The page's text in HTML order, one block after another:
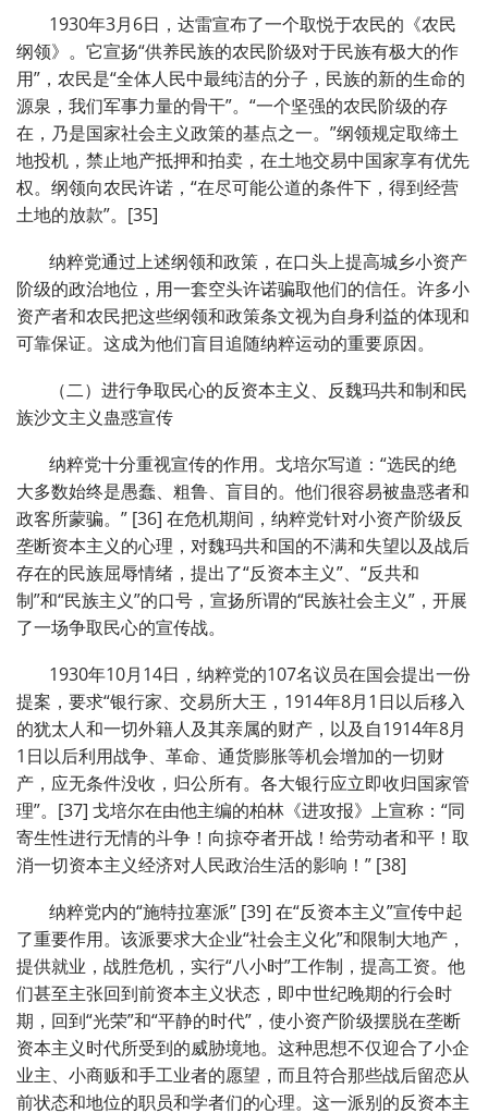
1930年3月6日，达雷宣布了一个取悦于农民的《农民
纲领》。它宣扬“供养民族的农民阶级对于民族有极大的作
用”，农民是“全体人民中最纯洁的分子，民族的新的生命的
源泉，我们军事力量的骨干”。“一个坚强的农民阶级的存
在，乃是国家社会主义政策的基点之一。”纲领规定取缔土
地投机，禁止地产抵押和拍卖，在土地交易中国家享有优先
权。纲领向农民许诺，“在尽可能公道的条件下，得到经营
土地的放款”。[35]
纳粹党通过上述纲领和政策，在口头上提高城乡小资产
阶级的政治地位，用一套空头许诺骗取他们的信任。许多小
资产者和农民把这些纲领和政策条文视为自身利益的体现和
可靠保证。这成为他们盲目追随纳粹运动的重要原因。
（二）进行争取民心的反资本主义、反魏玛共和制和民
族沙文主义蛊惑宣传
纳粹党十分重视宣传的作用。戈培尔写道：“选民的绝
大多数始终是愚蠢、粗鲁、盲目的。他们很容易被蛊惑者和
政客所蒙骗。” [36] 在危机期间，纳粹党针对小资产阶级反
垄断资本主义的心理，对魏玛共和国的不满和失望以及战后
存在的民族屈辱情绪，提出了“反资本主义”、“反共和
制”和“民族主义”的口号，宣扬所谓的“民族社会主义”，开展
了一场争取民心的宣传战。
1930年10月14日，纳粹党的107名议员在国会提出一份
提案，要求“银行家、交易所大王，1914年8月1日以后移入
的犹太人和一切外籍人及其亲属的财产，以及自1914年8月
1日以后利用战争、革命、通货膨胀等机会增加的一切财
产，应无条件没收，归公所有。各大银行应立即收归国家管
理”。[37] 戈培尔在由他主编的柏林《进攻报》上宣称：“同
寄生性进行无情的斗争！向掠夺者开战！给劳动者和平！取
消一切资本主义经济对人民政治生活的影响！” [38]
纳粹党内的“施特拉塞派” [39] 在“反资本主义”宣传中起
了重要作用。该派要求大企业“社会主义化”和限制大地产，
提供就业，战胜危机，实行“八小时”工作制，提高工资。他
们甚至主张回到前资本主义状态，即中世纪晚期的行会时
期，回到“光荣”和“平静的时代”，使小资产阶级摆脱在垄断
资本主义时代所受到的威胁境地。这种思想不仅迎合了小企
业主、小商贩和手工业者的愿望，而且符合那些战后留恋从
前状态和地位的职员和学者们的心理。这一派别的反资本主